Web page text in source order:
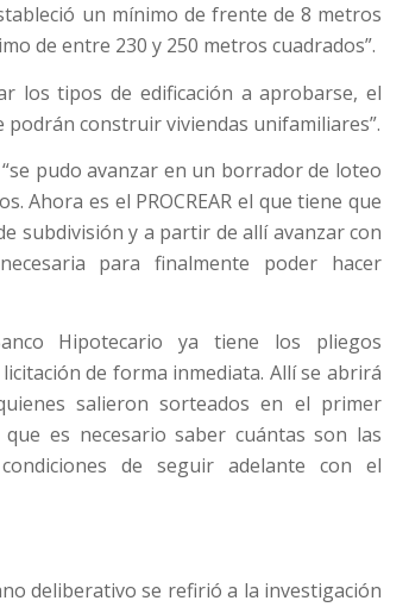
un mínimo de frente de 8 metros
de entre 230 y 250 metros cuadrados”.
los tipos de edificación a aprobarse, el
podrán construir viviendas unifamiliares”.
pudo avanzar en un borrador de loteo
Ahora es el PROCREAR el que tiene que
subdivisión y a partir de allí avanzar con
para finalmente poder hacer
Hipotecario ya tiene los pliegos
de forma inmediata. Allí se abrirá
salieron sorteados en el primer
es necesario saber cuántas son las
de seguir adelante con el
deliberativo se refirió a la investigación